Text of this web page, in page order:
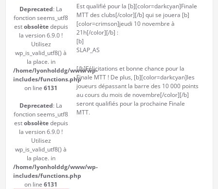
Deprecated: La
fonction seems_utf8
estobsolètedepuis
la version 6.9.0 !
Utilisez
wp_is_valid_utf8() à
la place. in
/home/lyonholddg/www/wp-
includes/functions.php
on line 6131
Deprecated: La
fonction seems_utf8
estobsolètedepuis
la version 6.9.0 !
Utilisez
wp_is_valid_utf8() à
la place. in
/home/lyonholddg/www/wp-
includes/functions.php
on line 6131
Est qualifié pour la [b][color=darkcyan]Finale
MTT des clubs[/color][/b] qui se jouera [b]
[color=crimson]jeudi 10 novembre à
21h[/color][/b] :
[b]
SLAP_AS
[/b]Félicitations et bonne chance pour la
Finale MTT ! De plus, [b][color=darkcyan]les
joueurs dépassant la barre des 10 000 points
au cours du mois de novembre[/color][/b]
seront qualifiés pour la prochaine Finale
MTT.